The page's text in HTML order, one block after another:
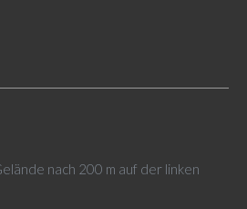
nach 200 m auf der linken